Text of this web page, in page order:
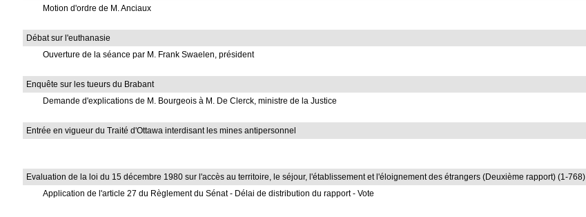
Motion d'ordre de M. Anciaux
Débat sur l'euthanasie
Ouverture de la séance par M. Frank Swaelen, président
Enquête sur les tueurs du Brabant
Demande d'explications de M. Bourgeois à M. De Clerck, ministre de la Justice
Entrée en vigueur du Traité d'Ottawa interdisant les mines antipersonnel
Evaluation de la loi du 15 décembre 1980 sur l'accès au territoire, le séjour, l'établissement et l'éloignement des étrangers (Deuxième rapport) (1-768)
Application de l'article 27 du Règlement du Sénat - Délai de distribution du rapport - Vote